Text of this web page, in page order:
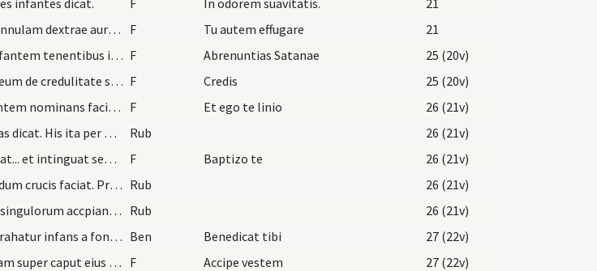
Deinde tenens pinnulam dextrae auris dicat. F Tu autem effugare
21
Tunc sacerdos infantem tenentibus in brachiis sui… F Abrenuntias Satanae
25 (20v)
Tunc interroget eum de credulitate sua. F Credis
25 (20v)
Et sacerdos infantem nominans faciat crucem cum o… F Et ego te linio
26 (21v)
Hoc inter scapulas dicat. His ita per ordinem ges… Rub
26 (21v)
His verbis baptizat... et intinguat semel. Et Fil… F Baptizo te
26 (21v)
Sed et hoc in modum crucis faciat. Primum in orie… Rub
26 (21v)
Tunc compatres singulorum accpiant eos pedibus in… Rub
26 (21v)
Tunc demum extrahatur infans a fonte. Episcopus s… Ben Benedicat tibi
27 (22v)
Tunc ponit cappam super caput eius dicens. F Accipe vestem
27 (22v)